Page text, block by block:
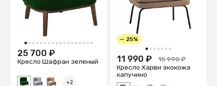
1 2 3 4 5 6 7 8 9 101112131415161718
25 700 ₽
Кресло Шафран зеленый
+2
1 2 3 4 5 6 7
— 25%
11 990 ₽
15 990 ₽
Кресло Харви экокожа
капучино